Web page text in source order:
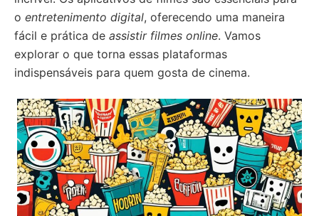
o entretenimento digital, oferecendo uma maneira
fácil e prática de assistir filmes online. Vamos
explorar o que torna essas plataformas
indispensáveis para quem gosta de cinema.